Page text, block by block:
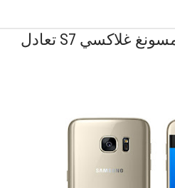
تكلفة تصنيع هاتف سامسونغ غلاكسي S7 تعادل